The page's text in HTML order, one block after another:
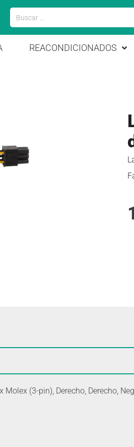
REACONDICIONADOS
Molex (3-pin), Derecho, Derecho,